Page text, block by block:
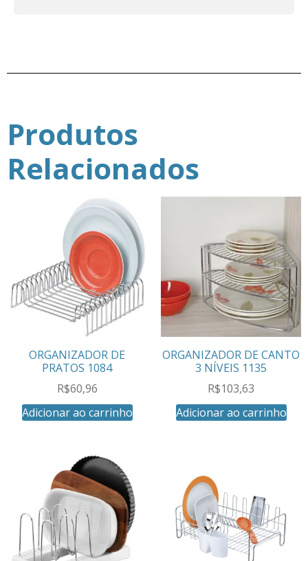
Produtos
Relacionados
ORGANIZADOR DE
PRATOS 1084
R$60,96
Adicionar ao carrinho
ORGANIZADOR DE CANTO
3 NÍVEIS 1135
R$103,63
Adicionar ao carrinho